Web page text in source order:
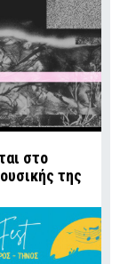
στο
της